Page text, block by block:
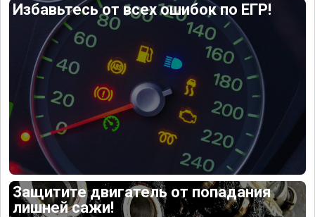
Избавьтесь от всех ошибок по ЕГР!
Защитите двигатель от попадания
лишней сажи!